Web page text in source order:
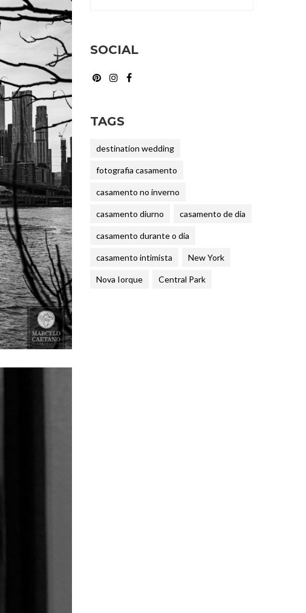
SOCIAL
TAGS
destination wedding
fotografia casamento
casamento no inverno
casamento diurno casamento de dia
casamento durante o dia
casamento intimista New York
Nova Iorque Central Park